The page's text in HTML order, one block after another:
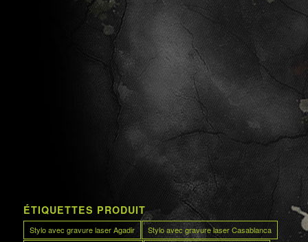
ÉTIQUETTES PRODUIT
Stylo avec gravure laser Agadir
Stylo avec gravure laser Casablanca